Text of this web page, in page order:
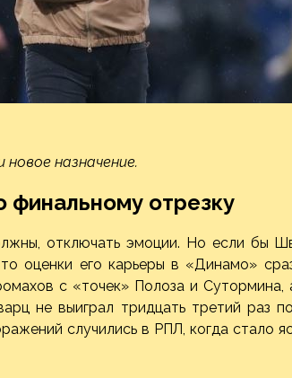
назначение.
финальному отрезку
отключать эмоции. Но если бы
оценки его карьеры в «Динамо»
с «точек» Полоза и Сутормина,
не выиграл тридцать третий раз
случились в РПЛ, когда стало